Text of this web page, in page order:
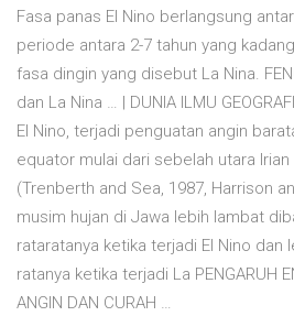
Fasa panas El Nino berlangsung
periode antara 2-7 tahun yang
fasa dingin yang disebut La Nina.
dan La Nina … | DUNIA ILMU
El Nino, terjadi penguatan angin
equator mulai dari sebelah utara
(Trenberth and Sea, 1987, Harrison
musim hujan di Jawa lebih lambat
rataratanya ketika terjadi El Nino dan
ratanya ketika terjadi La PENGARUH
ANGIN DAN CURAH …